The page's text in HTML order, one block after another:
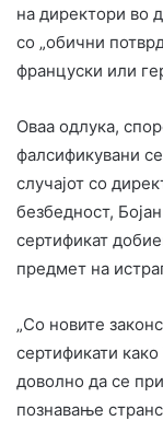
на директори во
со „обични
француски или
Оваа одлука,
фалсификувани
случајот со
безбедност,
сертификат
предмет на
„Со новите
сертификати
доволно да се
познавање